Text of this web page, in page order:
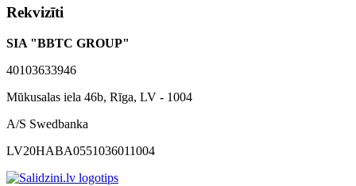
Rekvizīti
SIA "BBTC GROUP"
40103633946
Mūkusalas iela 46b, Rīga, LV - 1004
A/S Swedbanka
LV20HABA0551036011004